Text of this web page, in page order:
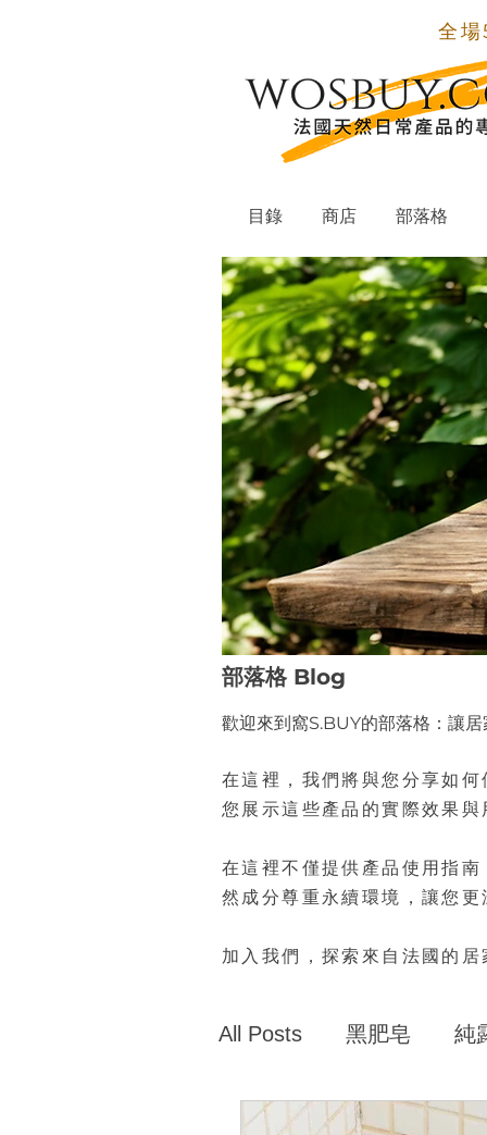
全
目錄 商店 部落格
部落格 Blog
歡迎來到窩S.BUY的部落格：讓
在這裡，我們將與您分享如
您展示這些產品的實際效果
在這裡不僅提供產品使用指
然成分尊重永續環境，讓您
加入我們，探索來自法國的
All Posts 黑肥皂 純
法國玻璃凝膠 有